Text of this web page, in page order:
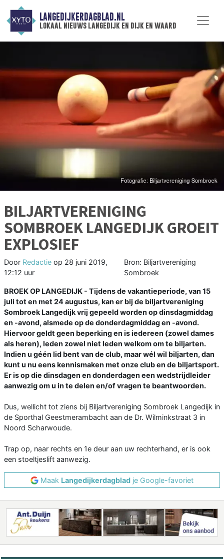
LANGEDIJKERDAGBLAD.NL
lokaal nieuws langedijk en dijk en waard
BILJARTVERENIGING
SOMBROEK LANGEDIJK GROEIT
EXPLOSIEF
Door Redactie op 28 juni 2019,
12:12 uur
Bron: Biljartvereniging
Sombroek
BROEK OP LANGEDIJK - Tijdens de vakantieperiode, van 15
juli tot en met 24 augustus, kan er bij de biljartvereniging
Sombroek Langedijk vrij gepeeld worden op dinsdagmiddag
en -avond, alsmede op de donderdagmiddag en -avond.
Hiervoor geldt geen beperking en is iedereen (zowel dames
als heren), leden zowel niet leden welkom om te biljarten.
Indien u géén lid bent van de club, maar wél wil biljarten, dan
kunt u nu eens kennismaken met onze club en de biljartsport.
Er is op die dinsdagen en donderdagen een wedstrijdleider
aanwezig om u in te delen en/of vragen te beantwoorden.
Dus, wellicht tot ziens bij Biljartvereniging Sombroek Langedijk in
de Sporthal Geestmerambacht aan de Dr. Wilminkstraat 3 in
Noord Scharwoude.
Trap op, naar rechts en 1e deur aan uw rechterhand, er is ook
een stoeltjeslift aanwezig.
Maak Langedijkerdagblad je Google-favoriet